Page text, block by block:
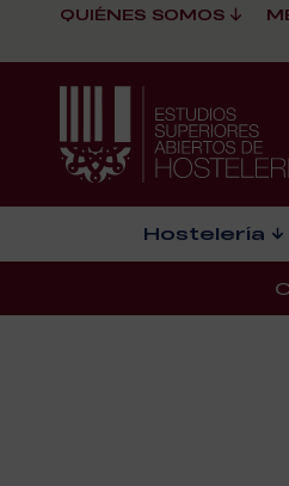
QUIÉNES SOMOS
Hostelería